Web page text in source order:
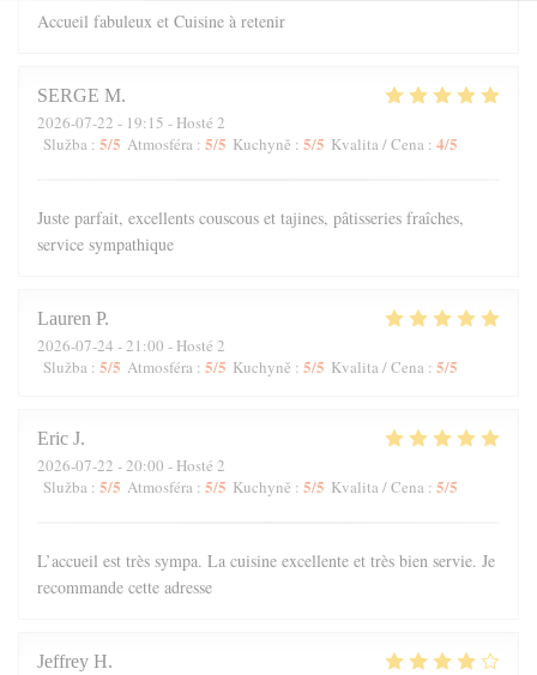
Accueil fabuleux et Cuisine à retenir
SERGE M
2026-07-22 - 19:15 - Hosté 2
Služba : 5/5 Atmosféra : 5/5 Kuchyně : 5/5 Kvalita / Cena : 4/5
Juste parfait, excellents couscous et tajines, pâtisseries fraîches,
service sympathique
Lauren P
2026-07-24 - 21:00 - Hosté 2
Služba : 5/5 Atmosféra : 5/5 Kuchyně : 5/5 Kvalita / Cena : 5/5
Eric J
2026-07-22 - 20:00 - Hosté 2
Služba : 5/5 Atmosféra : 5/5 Kuchyně : 5/5 Kvalita / Cena : 5/5
L’accueil est très sympa. La cuisine excellente et très bien servie. Je
recommande cette adresse
Jeffrey H